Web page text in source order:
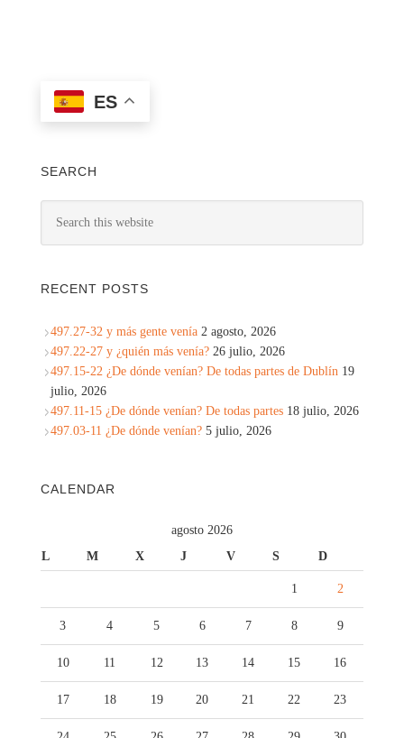
ES
SEARCH
RECENT POSTS
497.27-32 y más gente venía 2 agosto, 2026
497.22-27 y ¿quién más venía? 26 julio, 2026
497.15-22 ¿De dónde venían? De todas partes de Dublín 19
julio, 2026
497.11-15 ¿De dónde venían? De todas partes 18 julio, 2026
497.03-11 ¿De dónde venían? 5 julio, 2026
CALENDAR
agosto 2026
L
M X J V S D
1 2
3 4 5 6 7 8 9
10 11 12 13 14 15 16
17 18 19 20 21 22 23